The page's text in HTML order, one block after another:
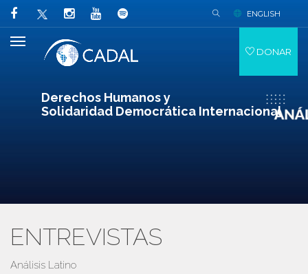
Derechos Humanos y
Solidaridad Democrática Internacional
ENGLISH
DONAR
ENTREVISTAS
Análisis Latino